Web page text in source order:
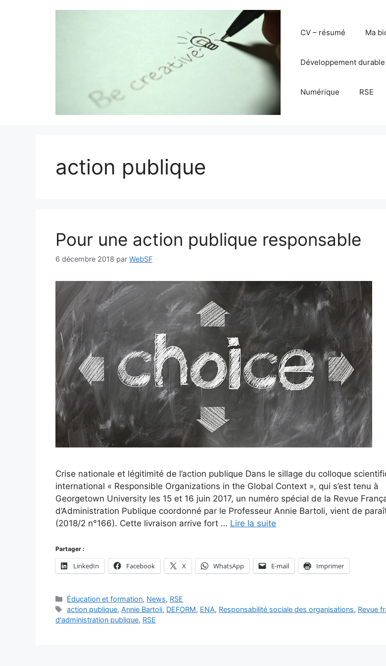
CV – résumé Ma
Développement durable
Numérique RSE
action publique
Pour une action publique responsable
6 décembre 2018 par WebSF
Crise nationale et légitimité de l’action publique Dans le sillage du colloque
international « Responsible Organizations in the Global Context », qui s’est tenu à
Georgetown University les 15 et 16 juin 2017, un numéro spécial de la Revue
d’Administration Publique coordonné par le Professeur Annie Bartoli, vient de
(2018/2 n°166). Cette livraison arrive fort … Lire la suite
Partager :
LinkedIn Facebook X WhatsApp E-mail Imprimer
Catégories
Éducation et formation, News, RSE
Étiquettes
action publique, Annie Bartoli, DEFORM, ENA, Responsabilité sociale des organisations, Revue
d'administration publique, RSE